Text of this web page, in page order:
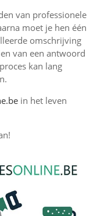
van professionele
moet je hen één
omschrijving
van een antwoord
kan lang
in het leven